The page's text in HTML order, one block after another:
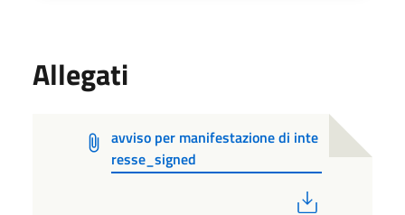
Allegati
avviso per manifestazione di inte
resse_signed